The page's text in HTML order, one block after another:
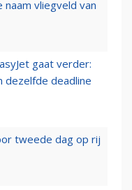
vliegveld van
gaat verder:
dezelfde deadline
tweede dag op rij